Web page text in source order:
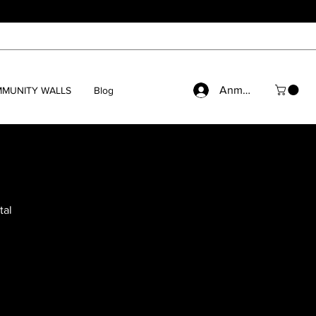
WALLS Blog Anmelden